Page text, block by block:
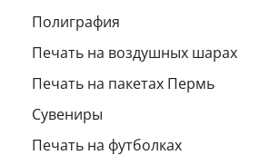
Полиграфия
Печать на воздушных шарах
Печать на пакетах Пермь
Сувениры
Печать на футболках